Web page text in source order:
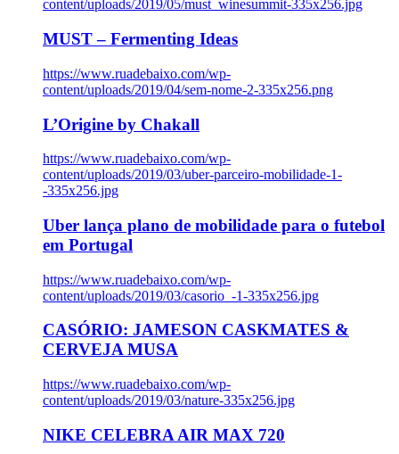
content/uploads/2019/05/must_winesummit-335x256.jpg
MUST – Fermenting Ideas
https://www.ruadebaixo.com/wp-
content/uploads/2019/04/sem-nome-2-335x256.png
L’Origine by Chakall
https://www.ruadebaixo.com/wp-
content/uploads/2019/03/uber-parceiro-mobilidade-1-
-335x256.jpg
Uber lança plano de mobilidade para o futebol
em Portugal
https://www.ruadebaixo.com/wp-
content/uploads/2019/03/casorio_-1-335x256.jpg
CASÓRIO: JAMESON CASKMATES &
CERVEJA MUSA
https://www.ruadebaixo.com/wp-
content/uploads/2019/03/nature-335x256.jpg
NIKE CELEBRA AIR MAX 720